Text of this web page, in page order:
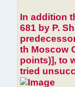
In addition
681 by P.
th Moscow
points)], to
tried